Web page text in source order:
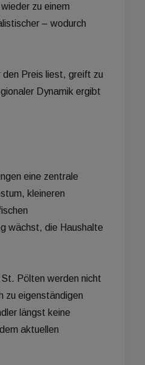
zu einem
– wodurch
den Preis liest, greift zu
Dynamik ergibt
eine zentrale
kleineren
wächst, die Haushalte
Pölten werden nicht
zu eigenständigen
längst keine
aktuellen